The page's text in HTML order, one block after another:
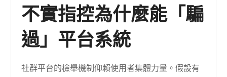
不實指控為什麼能「騙
過」平台系統
社群平台的檢舉機制仰賴使用者集體力量。假設有